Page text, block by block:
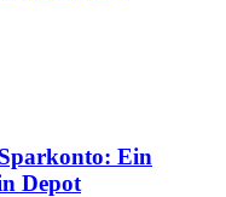
Ein
Depot